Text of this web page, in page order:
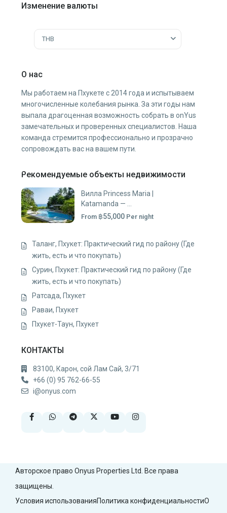
Изменение валюты
THB
О нас
Мы работаем на Пхукете с 2014 года и испытываем
многочисленные колебания рынка. За эти годы нам
выпала драгоценная возможность собрать в onYus
замечательных и проверенных специалистов. Наша
команда стремится профессионально и прозрачно
сопровождать вас на вашем пути.
Рекомендуемые объекты недвижимости
Вилла Princess Maria |
Katamanda — ...
From ฿55,000 Per night
Таланг, Пхукет: Практический гид по району (Где
жить, есть и что покупать)
Сурин, Пхукет: Практический гид по району (Где
жить, есть и что покупать)
Ратсада, Пхукет
Раваи, Пхукет
Пхукет-Таун, Пхукет
КОНТАКТЫ
83100, Карон, сой Лам Сай, 3/71
+66 (0) 95 762-66-55
i@onyus.com
Авторское право Onyus Properties Ltd. Все права
защищены.
Условия использованияПолитика конфиденциальностиО